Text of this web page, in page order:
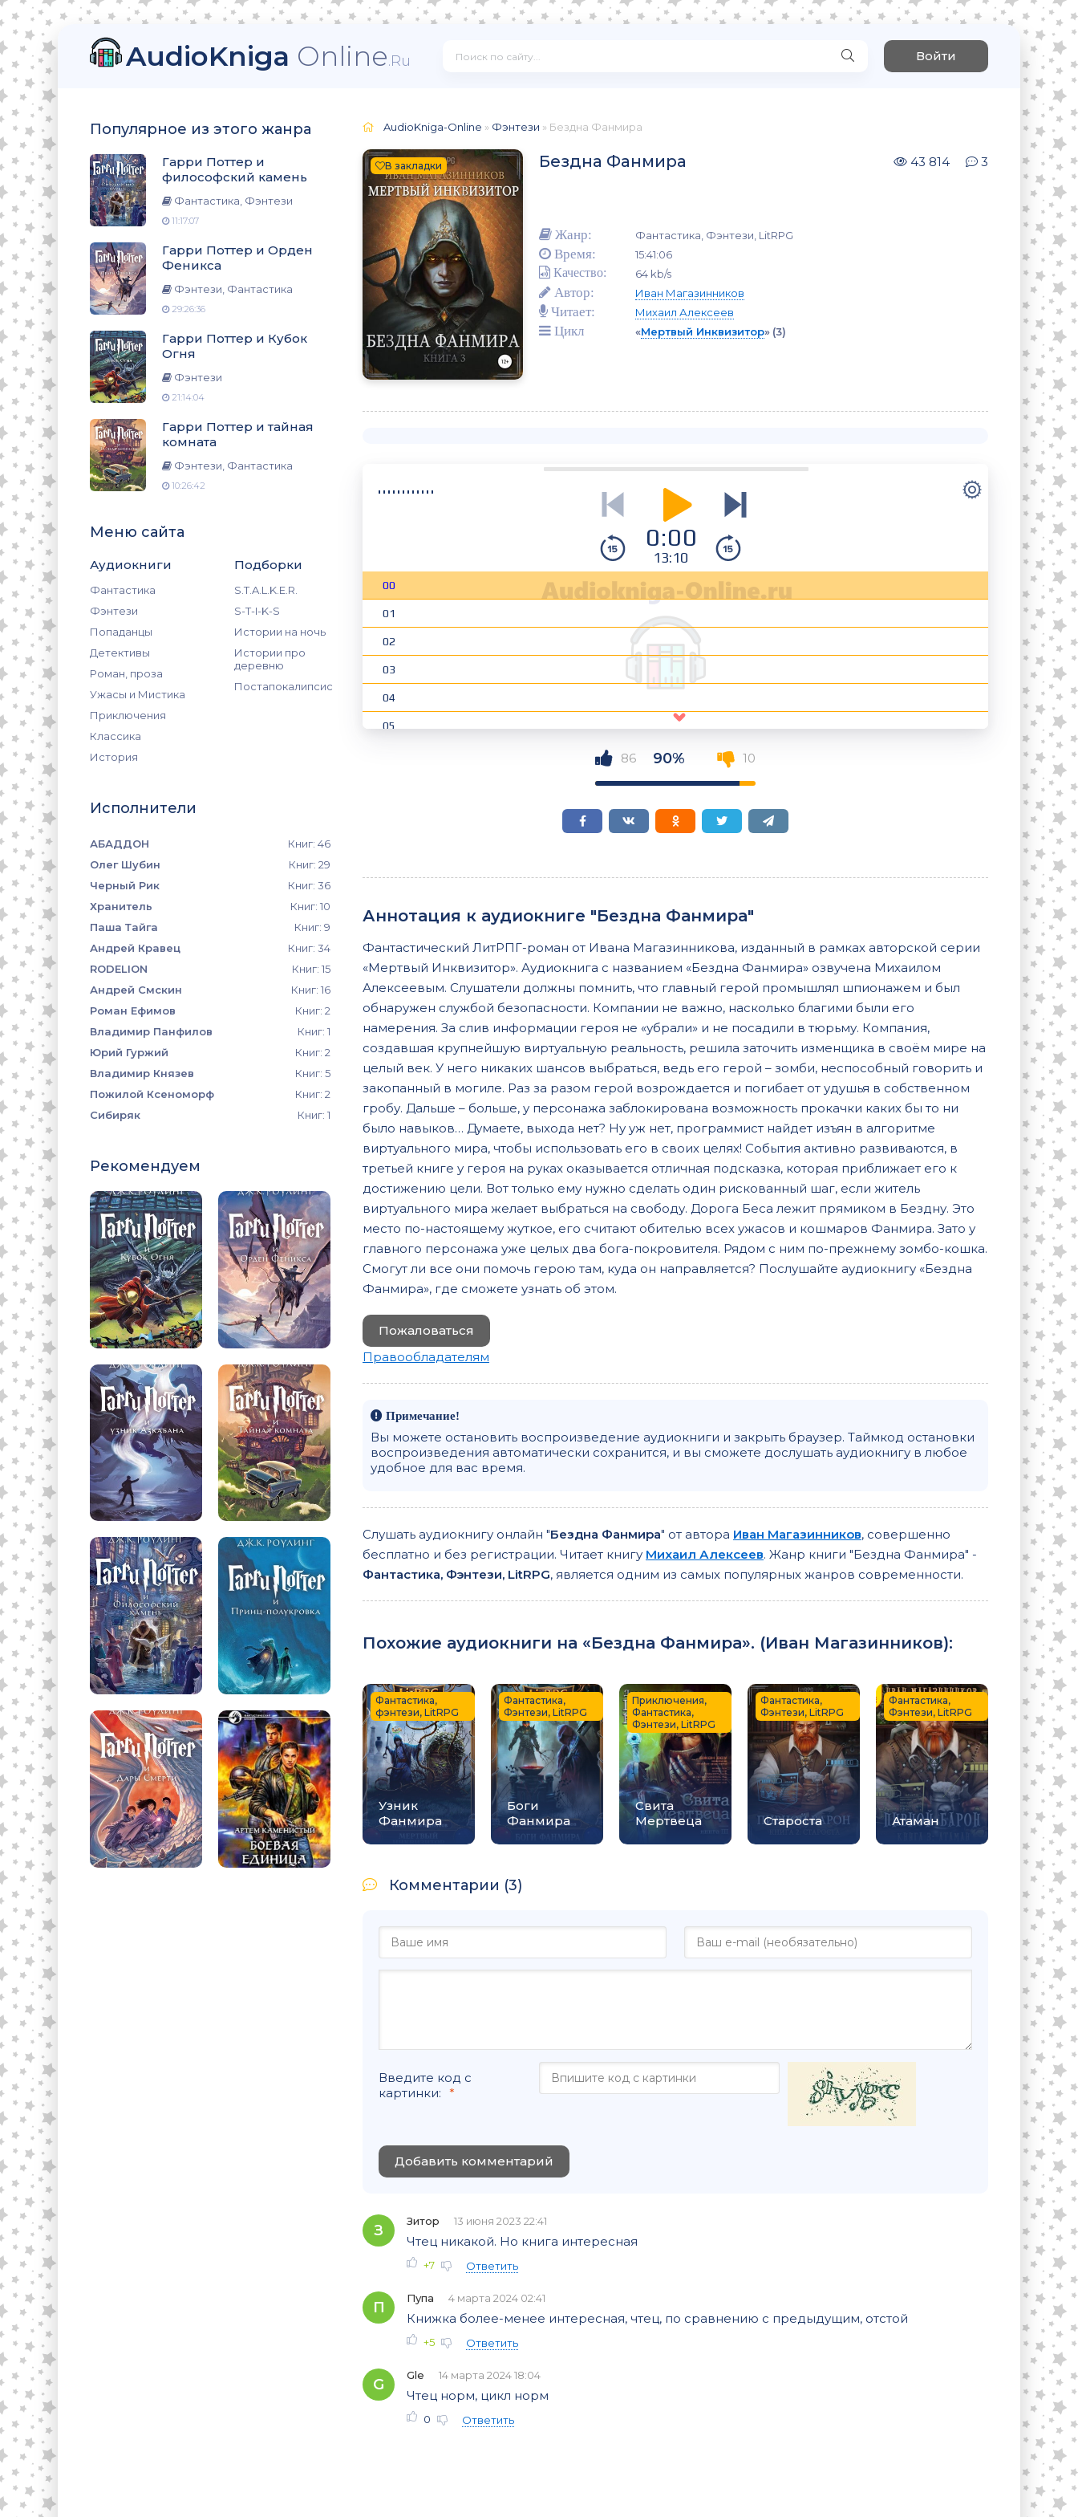
AudioKniga Online.Ru Войти
Популярное из этого жанра
Гарри Поттер и
философский камень
Фантастика, Фэнтези
11:17:07
Гарри Поттер и Орден
Феникса
Фэнтези, Фантастика
29:26:36
Гарри Поттер и Кубок
Огня
Фэнтези
21:14:04
Гарри Поттер и тайная
комната
Фэнтези, Фантастика
10:26:42
Меню сайта
Аудиокниги
Фантастика
Фэнтези
Попаданцы
Детективы
Роман, проза
Ужасы и Мистика
Приключения
Классика
История
Подборки
S.T.A.L.K.E.R.
S-T-I-K-S
Истории на ночь
Истории про
деревню
Постапокалипсис
Исполнители
АБАДДОН
Книг: 46
Олег Шубин
Книг: 29
Черный Рик
Книг: 36
Хранитель
Книг: 10
Паша Тайга
Книг: 9
Андрей Кравец
Книг: 34
RODELION
Книг: 15
Андрей Смскин
Книг: 16
Роман Ефимов
Книг: 2
Владимир Панфилов
Книг: 1
Юрий Гуржий
Книг: 2
Владимир Князев
Книг: 5
Пожилой Ксеноморф
Книг: 2
Сибиряк
Книг: 1
Рекомендуем
AudioKniga-Online » Фэнтези » Бездна Фанмира
В закладки Бездна Фанмира 43 814 3
Жанр: Фантастика, Фэнтези, LitRPG
Время: 15:41:06
Качество: 64 kb/s
Автор: Иван Магазинников
Читает: Михаил Алексеев
Цикл «Мертвый Инквизитор» (3)
0:00
13:10
00
01
02
03
04
05
12
13
14
15
16
18
19
20
21
23
25
26
31
33
34
38
86 90% 10
Аннотация к аудиокниге "Бездна Фанмира"
Фантастический ЛитРПГ-роман от Ивана Магазинникова, изданный в рамках авторской серии
«Мертвый Инквизитор». Аудиокнига с названием «Бездна Фанмира» озвучена Михаилом
Алексеевым. Слушатели должны помнить, что главный герой промышлял шпионажем и был
обнаружен службой безопасности. Компании не важно, насколько благими были его
намерения. За слив информации героя не «убрали» и не посадили в тюрьму. Компания,
создавшая крупнейшую виртуальную реальность, решила заточить изменщика в своём мире на
целый век. У него никаких шансов выбраться, ведь его герой – зомби, неспособный говорить и
закопанный в могиле. Раз за разом герой возрождается и погибает от удушья в собственном
гробу. Дальше – больше, у персонажа заблокирована возможность прокачки каких бы то ни
было навыков… Думаете, выхода нет? Ну уж нет, программист найдет изъян в алгоритме
виртуального мира, чтобы использовать его в своих целях! События активно развиваются, в
третьей книге у героя на руках оказывается отличная подсказка, которая приближает его к
достижению цели. Вот только ему нужно сделать один рискованный шаг, если житель
виртуального мира желает выбраться на свободу. Дорога Беса лежит прямиком в Бездну. Это
место по-настоящему жуткое, его считают обителью всех ужасов и кошмаров Фанмира. Зато у
главного персонажа уже целых два бога-покровителя. Рядом с ним по-прежнему зомбо-кошка.
Смогут ли все они помочь герою там, куда он направляется? Послушайте аудиокнигу «Бездна
Фанмира», где сможете узнать об этом.
Пожаловаться
Правообладателям
Примечание!
Вы можете остановить воспроизведение аудиокниги и закрыть браузер. Таймкод остановки
воспроизведения автоматически сохранится, и вы сможете дослушать аудиокнигу в любое
удобное для вас время.
Слушать аудиокнигу онлайн "Бездна Фанмира" от автора Иван Магазинников, совершенно
бесплатно и без регистрации. Читает книгу Михаил Алексеев. Жанр книги "Бездна Фанмира" -
Фантастика, Фэнтези, LitRPG, является одним из самых популярных жанров современности.
Похожие аудиокниги на «Бездна Фанмира». (Иван Магазинников):
Узник
Фанмира
Фантастика,
фэнтези, LitRPG
Боги
Фанмира
Фантастика,
Фэнтези, LitRPG
Свита
Мертвеца
Приключения,
Фантастика,
Фэнтези, LitRPG
Староста
Фантастика,
Фэнтези, LitRPG
Атаман
Фантастика,
Фэнтези, LitRPG
Комментарии (3)
Введите код с
картинки:
Добавить комментарий
З
Зитор 13 июня 2023 22:41
Чтец никакой. Но книга интересная
+7 Ответить
П
Пупа 4 марта 2024 02:41
Книжка более-менее интересная, чтец, по сравнению с предыдущим, отстой
+5 Ответить
G
Gle 14 марта 2024 18:04
Чтец норм, цикл норм
0 Ответить
камень